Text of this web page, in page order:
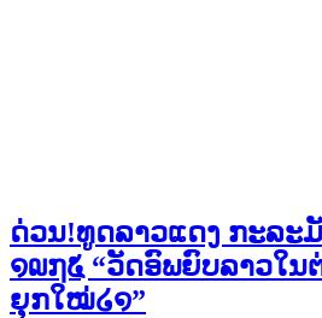
ດ່ວນ!ທູດລາວແດງ ກະລະ
໑໙໗໕ “ວັດອົພຍົບລາວໃນ
ຍຸກໃໝ່໒໑”